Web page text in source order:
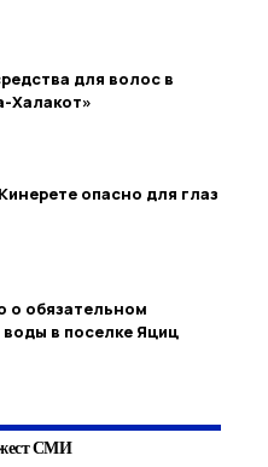
для волос в
Халакот»
опасно для глаз
о обязательном
воды в поселке Яциц
СМИ